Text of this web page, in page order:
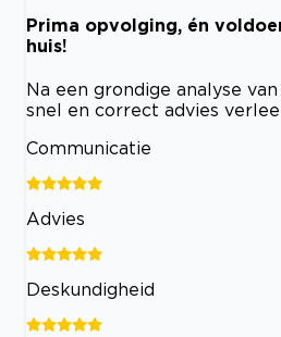
Prima opvolging, én
huis!
Na een grondige analyse
snel en correct advies
Communicatie
Advies
Deskundigheid